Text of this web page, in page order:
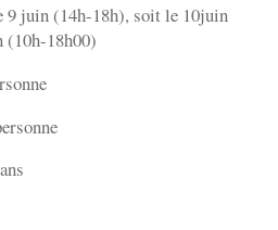
juin (14h-18h), soit le 10juin
18h00)